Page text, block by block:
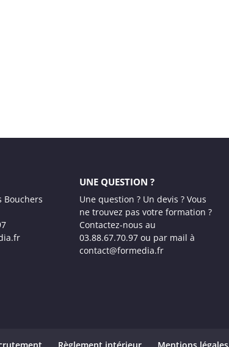
Bouchers
UNE QUESTION ?
Une question ? Un devis ? Vous
ne trouvez pas votre formation ?
Contactez-nous au
03.88.67.70.97 ou par mail à
contact@formedia.fr